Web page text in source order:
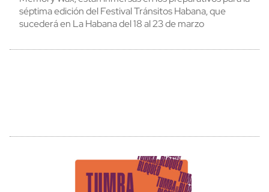
séptima edición del Festival Tránsitos Habana, que
sucederá en La Habana del 18 al 23 de marzo